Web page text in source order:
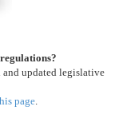
updated legislative
page.